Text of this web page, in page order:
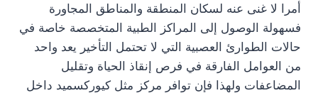
أمرا لا غنى عنه لسكان المنطقة والمناطق المجاورة
فسهولة الوصول إلى المراكز الطبية المتخصصة خاصة في
حالات الطوارئ العصبية التي لا تحتمل التأخير يعد واحد
من العوامل الفارقة في فرص إنقاذ الحياة وتقليل
المضاعفات ولهذا فإن توافر مركز مثل كيوركسميد داخل